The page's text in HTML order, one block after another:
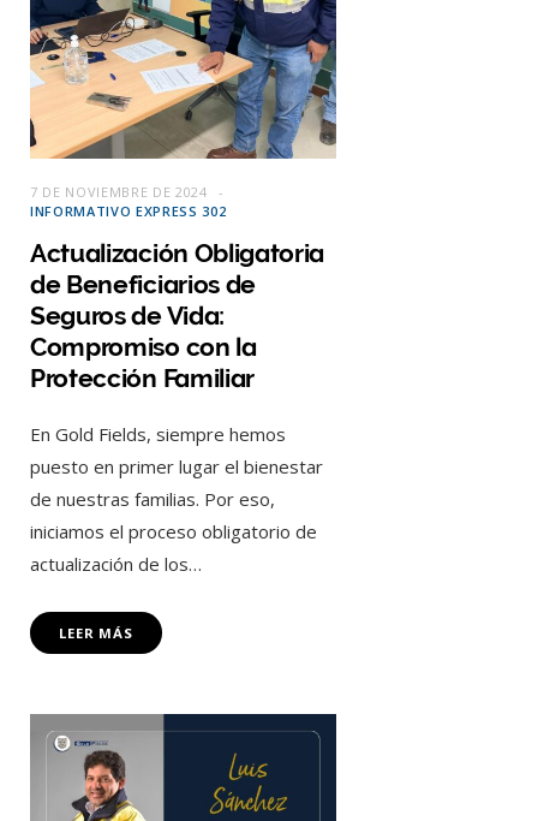
7 DE NOVIEMBRE DE 2024
INFORMATIVO EXPRESS 302
Actualización Obligatoria
de Beneficiarios de
Seguros de Vida:
Compromiso con la
Protección Familiar
En Gold Fields, siempre hemos
puesto en primer lugar el bienestar
de nuestras familias. Por eso,
iniciamos el proceso obligatorio de
actualización de los…
LEER MÁS